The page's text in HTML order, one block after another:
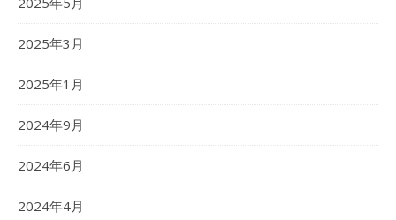
2025年3月
2025年1月
2024年9月
2024年6月
2024年4月